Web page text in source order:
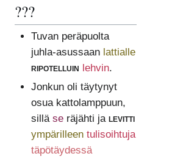
???
Tuvan peräpuolta
juhla-asussaan lattialle
ripotelluin lehvin.
Jonkun oli täytynyt
osua kattolamppuun,
sillä seräjähti ja levitti
ympärilleen tulisoihtuja
täpötäydessä